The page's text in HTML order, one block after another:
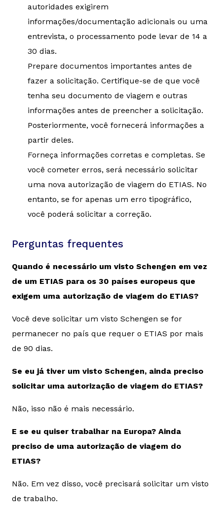
autoridades exigirem
informações/documentação adicionais ou uma
entrevista, o processamento pode levar de 14 a
30 dias.
Prepare documentos importantes antes de
fazer a solicitação. Certifique-se de que você
tenha seu documento de viagem e outras
informações antes de preencher a solicitação.
Posteriormente, você fornecerá informações a
partir deles.
Forneça informações corretas e completas. Se
você cometer erros, será necessário solicitar
uma nova autorização de viagem do ETIAS. No
entanto, se for apenas um erro tipográfico,
você poderá solicitar a correção.
Perguntas frequentes
Quando é necessário um visto Schengen em vez
de um ETIAS para os 30 países europeus que
exigem uma autorização de viagem do ETIAS?
Você deve solicitar um visto Schengen se for
permanecer no país que requer o ETIAS por mais
de 90 dias.
Se eu já tiver um visto Schengen, ainda preciso
solicitar uma autorização de viagem do ETIAS?
Não, isso não é mais necessário.
E se eu quiser trabalhar na Europa? Ainda
preciso de uma autorização de viagem do
ETIAS?
Não. Em vez disso, você precisará solicitar um visto
de trabalho.